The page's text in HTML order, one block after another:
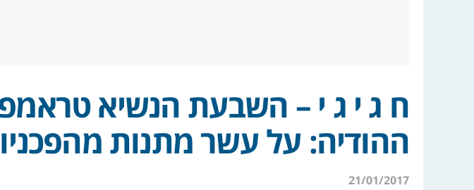
ח ג י ג י – השבעת הנשיא
ההודיה: על עשר מתנות
21/01/2017